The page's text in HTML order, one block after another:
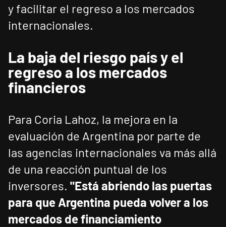
y facilitar el regreso a los mercados
internacionales.
La baja del riesgo país y el
regreso a los mercados
financieros
Para Coria Lahoz, la mejora en la
evaluación de Argentina por parte de
las agencias internacionales va más allá
de una reacción puntual de los
inversores. "Está abriendo las puertas
para que Argentina pueda volver a los
mercados de financiamiento